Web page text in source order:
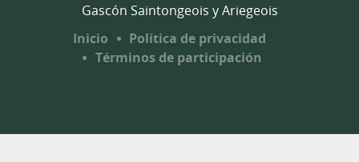
Gascón Saintongeois y Ariegeois
Inicio
Política de privacidad
Términos de participación